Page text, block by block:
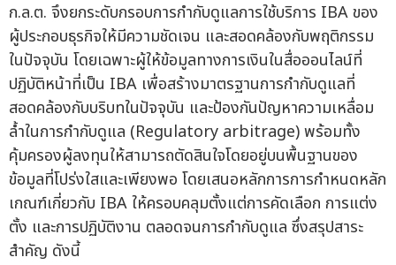
ก.ล.ต. จึงยกระดับกรอบการกำกับดูแลการใช้บริการ IBA ของ
ผู้ประกอบธุรกิจให้มีความชัดเจน และสอดคล้องกับพฤติกรรม
ในปัจจุบัน โดยเฉพาะผู้ให้ข้อมูลทางการเงินในสื่อออนไลน์ที่
ปฏิบัติหน้าที่เป็น IBA เพื่อสร้างมาตรฐานการกำกับดูแลที่
สอดคล้องกับบริบทในปัจจุบัน และป้องกันปัญหาความเหลื่อม
ล้ำในการกำกับดูแล (Regulatory arbitrage) พร้อมทั้ง
คุ้มครองผู้ลงทุนให้สามารถตัดสินใจโดยอยู่บนพื้นฐานของ
ข้อมูลที่โปร่งใสและเพียงพอ โดยเสนอหลักการการกำหนดหลัก
เกณฑ์เกี่ยวกับ IBA ให้ครอบคลุมตั้งแต่การคัดเลือก การแต่ง
ตั้ง และการปฏิบัติงาน ตลอดจนการกำกับดูแล ซึ่งสรุปสาระ
สำคัญ ดังนี้